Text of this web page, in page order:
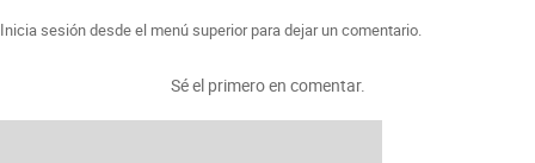
Inicia sesión desde el menú superior para dejar un comentario.
Sé el primero en comentar.